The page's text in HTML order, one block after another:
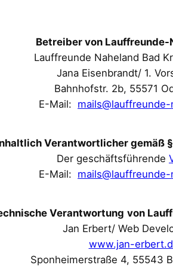
Betreiber von Lauffreunde-
Lauffreunde Naheland Bad
Jana Eisenbrandt/ 1.
Bahnhofstr. 2b, 55571
E-Mail:
Verantwortlicher gemäß
Der geschäftsführende
E-Mail:
Verantwortung von
Jan Erbert/ Web
www.jan-
Sponheimerstraße 4, 55543